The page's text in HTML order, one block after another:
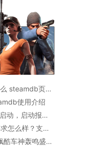
steamdb官网地址是什么 steamdb页面地址分享
使用介绍
Age of Water无法顺利启动，启动报错、运行闪退的解决办法介绍
深渊在线/Abyss配置要求怎么样？支持中文吗？
The Crew Motorfest/飙酷车神轰鸣盛典uplay加载失败、加载转圈的解决办法